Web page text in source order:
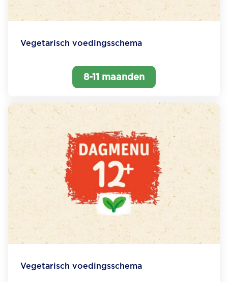
Vegetarisch voedingsschema
8-11 maanden
Vegetarisch voedingsschema